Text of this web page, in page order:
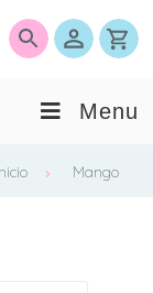
Menu
Mango